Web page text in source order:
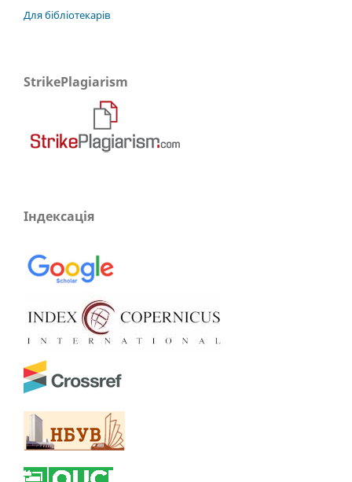
Для бібліотекарів
StrikePlagiarism
Індексація